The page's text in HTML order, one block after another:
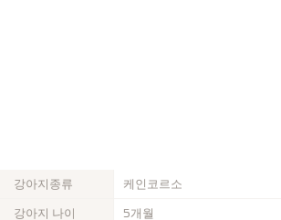
강아지종류
케인코르소
강아지 나이
5개월